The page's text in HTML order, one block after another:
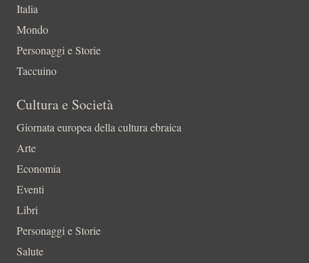
Italia
Mondo
Personaggi e Storie
Taccuino
Cultura e Società
Giornata europea della cultura ebraica
Arte
Economia
Eventi
Libri
Personaggi e Storie
Salute